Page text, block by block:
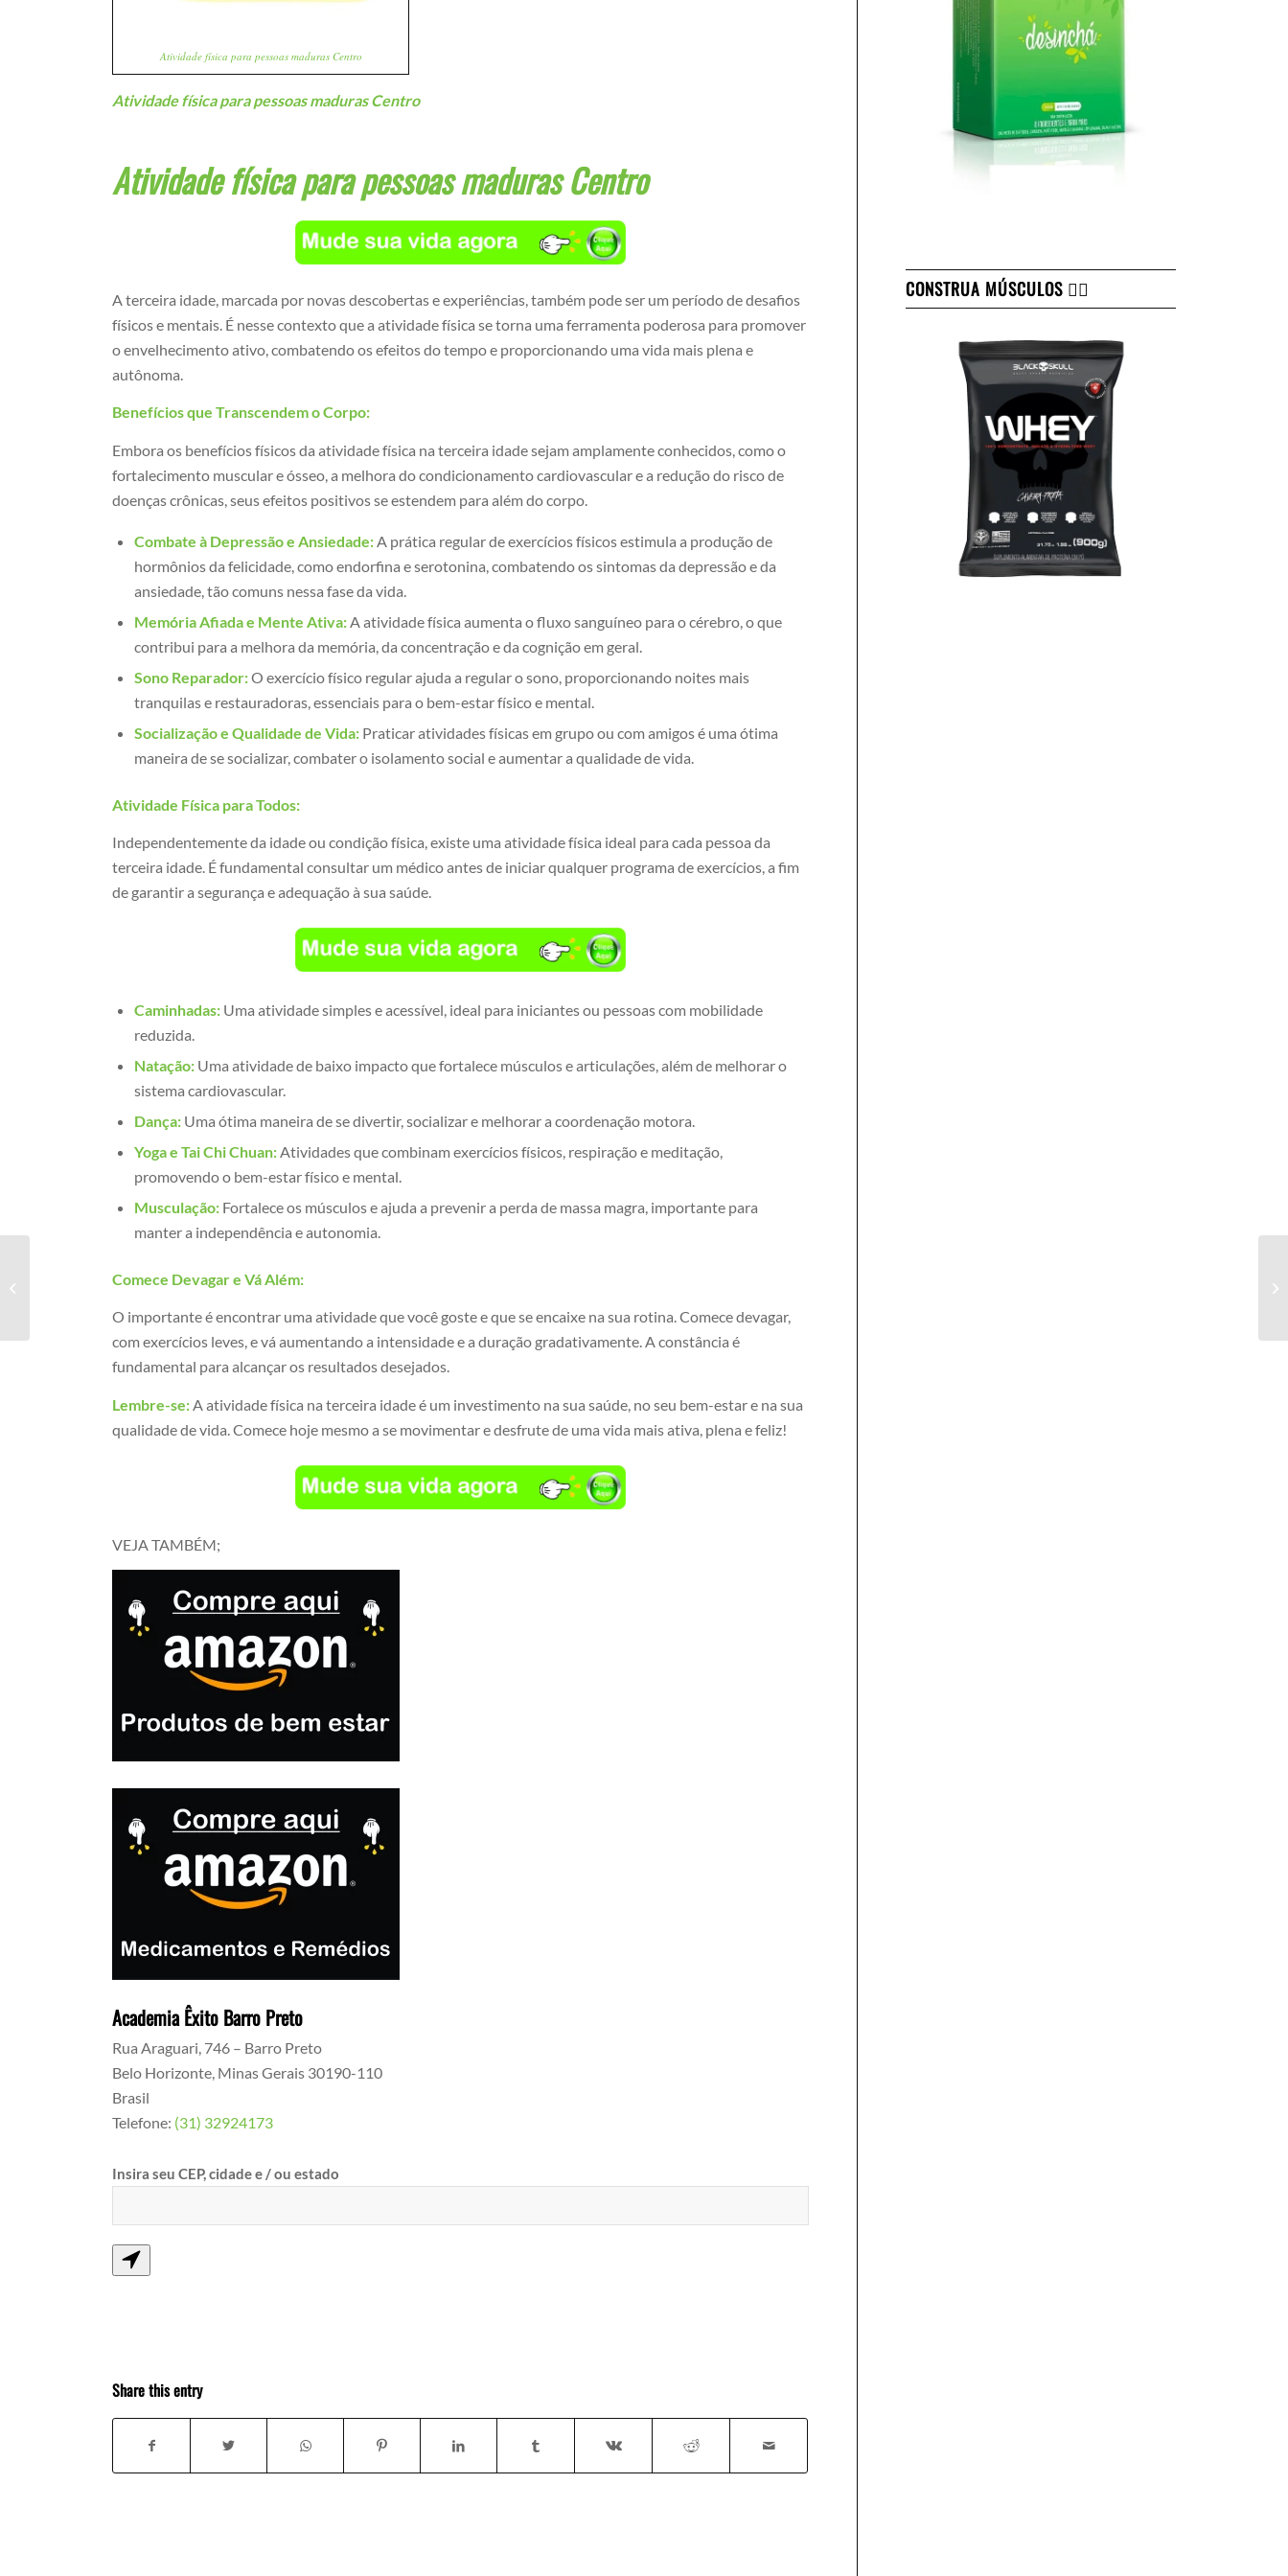
Atividade física para pessoas maduras Centro
Atividade física para pessoas maduras Centro
Atividade física para pessoas maduras Centro
A terceira idade, marcada por novas descobertas e experiências, também pode ser um período de desafios
físicos e mentais. É nesse contexto que a atividade física se torna uma ferramenta poderosa para promover
o envelhecimento ativo, combatendo os efeitos do tempo e proporcionando uma vida mais plena e
autônoma.
Benefícios que Transcendem o Corpo:
Embora os benefícios físicos da atividade física na terceira idade sejam amplamente conhecidos, como o
fortalecimento muscular e ósseo, a melhora do condicionamento cardiovascular e a redução do risco de
doenças crônicas, seus efeitos positivos se estendem para além do corpo.
Combate à Depressão e Ansiedade: A prática regular de exercícios físicos estimula a produção de
hormônios da felicidade, como endorfina e serotonina, combatendo os sintomas da depressão e da
ansiedade, tão comuns nessa fase da vida.
Memória Afiada e Mente Ativa: A atividade física aumenta o fluxo sanguíneo para o cérebro, o que
contribui para a melhora da memória, da concentração e da cognição em geral.
Sono Reparador:O exercício físico regular ajuda a regular o sono, proporcionando noites mais
tranquilas e restauradoras, essenciais para o bem-estar físico e mental.
Socialização e Qualidade de Vida: Praticar atividades físicas em grupo ou com amigos é uma ótima
maneira de se socializar, combater o isolamento social e aumentar a qualidade de vida.
Atividade Física para Todos:
Independentemente da idade ou condição física, existe uma atividade física ideal para cada pessoa da
terceira idade. É fundamental consultar um médico antes de iniciar qualquer programa de exercícios, a fim
de garantir a segurança e adequação à sua saúde.
Caminhadas: Uma atividade simples e acessível, ideal para iniciantes ou pessoas com mobilidade
reduzida.
Natação: Uma atividade de baixo impacto que fortalece músculos e articulações, além de melhorar o
sistema cardiovascular.
Dança: Uma ótima maneira de se divertir, socializar e melhorar a coordenação motora.
Yoga e Tai Chi Chuan:Atividades que combinam exercícios físicos, respiração e meditação,
promovendo o bem-estar físico e mental.
Musculação: Fortalece os músculos e ajuda a prevenir a perda de massa magra, importante para
manter a independência e autonomia.
Comece Devagar e Vá Além:
O importante é encontrar uma atividade que você goste e que se encaixe na sua rotina. Comece devagar,
com exercícios leves, e vá aumentando a intensidade e a duração gradativamente. A constância é
fundamental para alcançar os resultados desejados.
Lembre-se:A atividade física na terceira idade é um investimento na sua saúde, no seu bem-estar e na sua
qualidade de vida. Comece hoje mesmo a se movimentar e desfrute de uma vida mais ativa, plena e feliz!
VEJA TAMBÉM;
Academia Êxito Barro Preto
Rua Araguari, 746 – Barro Preto
Belo Horizonte Minas Gerais 30190-110
Brasil
Telefone: (31) 32924173
Insira seu CEP, cidade e / ou estado
Share this entry
CONSTRUA MÚSCULOS 👇🏻
Atividade física para